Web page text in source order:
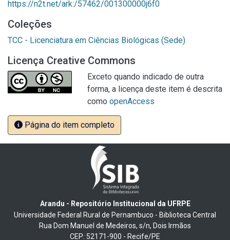
https://n2t.net/ark:/57462/001300000j6f0
Coleções
TCC - Licenciatura em Ciências Biológicas (Sede)
Licença Creative Commons
Exceto quando indicado de outra
forma, a licença deste item é descrita
como openAccess
Página do item completo
Arandu - Repositório Institucional da UFRPE
Universidade Federal Rural de Pernambuco - Biblioteca Central
Rua Dom Manuel de Medeiros, s/n, Dois Irmãos
CEP: 52171-900 - Recife/PE